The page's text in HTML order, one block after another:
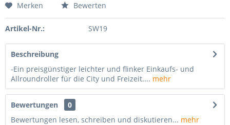
Merken Bewerten
Artikel-Nr.: SW19
Beschreibung
-Ein preisgünstiger leichter und flinker Einkaufs- und
Allroundroller für die City und Freizeit.... mehr
Bewertungen
0
Bewertungen lesen, schreiben und diskutieren... mehr